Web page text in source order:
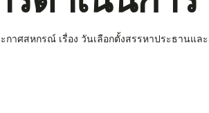
กาศสหกรณ์ เรื่อง วันเลือกตั้งสรรหาประธานแล